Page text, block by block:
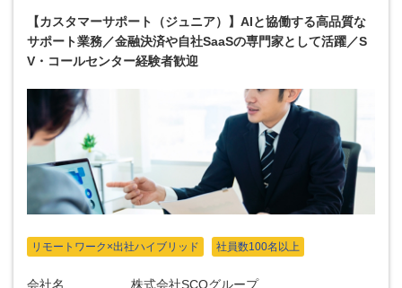
【カスタマーサポート（ジュニア）】AIと協働する高品質な
サポート業務／金融決済や自社SaaSの専門家として活躍／S
V・コールセンター経験者歓迎
リモートワーク×出社ハイブリッド 社員数100名以上
会社名
株式会社SCOグループ